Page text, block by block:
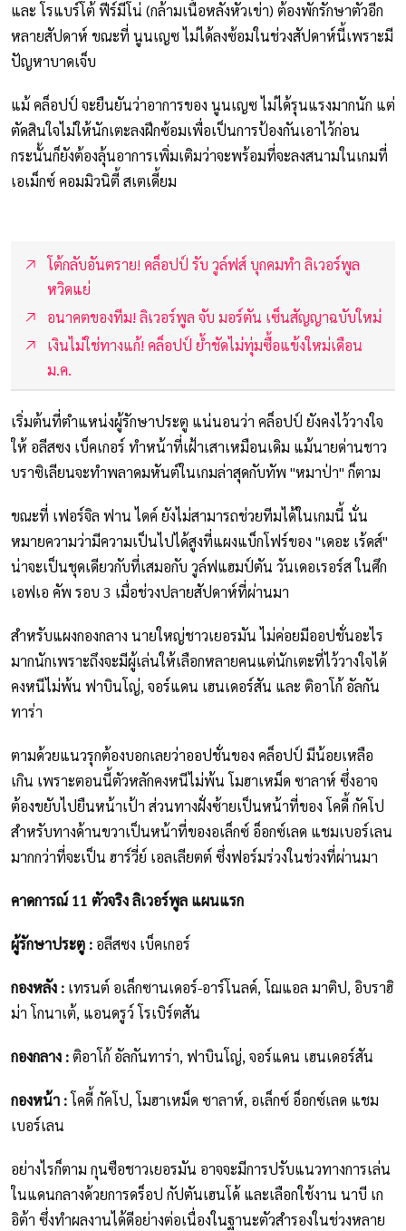
และ โรแบร์โต้ ฟีร์มีโน่ (กล้ามเนื้อหลังหัวเข่า) ต้องพักรักษาตัวอีก
หลายสัปดาห์ ขณะที่ นูนเญซ ไม่ได้ลงซ้อมในช่วงสัปดาห์นี้เพราะมี
ปัญหาบาดเจ็บ
แม้ คล็อปป์ จะยืนยันว่าอาการของ นูนเญซ ไม่ได้รุนแรงมากนัก แต่
ตัดสินใจไม่ให้นักเตะลงฝึกซ้อมเพื่อเป็นการป้องกันเอาไว้ก่อน
กระนั้นก็ยังต้องลุ้นอาการเพิ่มเติมว่าจะพร้อมที่จะลงสนามในเกมที่
เอเม็กซ์ คอมมิวนิตี้ สเตเดี้ยม
โต้กลับอันตราย! คล็อปป์ รับ วูล์ฟส์ บุกคมทำ ลิเวอร์พูล
หวิดแย่
อนาคตของทีม! ลิเวอร์พูล จับ มอร์ตัน เซ็นสัญญาฉบับใหม่
เงินไม่ใช่ทางแก้! คล็อปป์ ย้ำชัดไม่ทุ่มซื้อแข้งใหม่เดือน
ม.ค.
เริ่มต้นที่ตำแหน่งผู้รักษาประตู แน่นอนว่า คล็อปป์ ยังคงไว้วางใจ
ให้ อลีสซง เบ็คเกอร์ ทำหน้าที่เฝ้าเสาเหมือนเดิม แม้นายด่านชาว
บราซิเลียนจะทำพลาดมหันต์ในเกมล่าสุดกับทัพ "หมาป่า" ก็ตาม
ขณะที่ เฟอร์จิล ฟาน ไดค์ ยังไม่สามารถช่วยทีมได้ในเกมนี้ นั่น
หมายความว่ามีความเป็นไปได้สูงที่แผงแบ็กโฟร์ของ "เดอะ เร้ดส์"
น่าจะเป็นชุดเดียวกับที่เสมอกับ วูล์ฟแฮมป์ตัน วันเดอเรอร์ส ในศึก
เอฟเอ คัพ รอบ 3 เมื่อช่วงปลายสัปดาห์ที่ผ่านมา
สำหรับแผงกองกลาง นายใหญ่ชาวเยอรมัน ไม่ค่อยมีออปชั่นอะไร
มากนักเพราะถึงจะมีผู้เล่นให้เลือกหลายคนแต่นักเตะที่ไว้วางใจได้
คงหนีไม่พ้น ฟาบินโญ่, จอร์แดน เฮนเดอร์สัน และ ติอาโก้ อัลกัน
ทาร่า
ตามด้วยแนวรุกต้องบอกเลยว่าออปชั่นของ คล็อปป์ มีน้อยเหลือ
เกิน เพราะตอนนี้ตัวหลักคงหนีไม่พ้น โมฮาเหม็ด ซาลาห์ ซึ่งอาจ
ต้องขยับไปยืนหน้าเป้า ส่วนทางฝั่งซ้ายเป็นหน้าที่ของ โคดี้ กัคโป
สำหรับทางด้านขวาเป็นหน้าที่ของอเล็กซ์ อ็อกซ์เลด แชมเบอร์เลน
มากกว่าที่จะเป็น ฮาร์วี่ย์ เอลเลียตต์ ซึ่งฟอร์มร่วงในช่วงที่ผ่านมา
คาดการณ์ 11 ตัวจริง ลิเวอร์พูล แผนแรก
ผู้รักษาประตู : อลีสซง เบ็คเกอร์
กองหลัง : เทรนต์ อเล็กซานเดอร์-อาร์โนลด์, โฌแอล มาติป, อิบราฮิ
ม่า โกนาเต้, แอนดรูว์ โรเบิร์ตสัน
กองกลาง :ติอาโก้ อัลกันทาร่า, ฟาบินโญ่, จอร์แดน เฮนเดอร์สัน
กองหน้า :โคดี้ กัคโป, โมฮาเหม็ด ซาลาห์, อเล็กซ์ อ็อกซ์เลด แชม
เบอร์เลน
อย่างไรก็ตาม กุนซือชาวเยอรมัน อาจจะมีการปรับแนวทางการเล่น
ในแดนกลางด้วยการดร็อป กัปตันเฮนโด้ และเลือกใช้งาน นาบี เก
อิต้า ซึ่งทำผลงานได้ดีอย่างต่อเนื่องในฐานะตัวสำรองในช่วงหลาย